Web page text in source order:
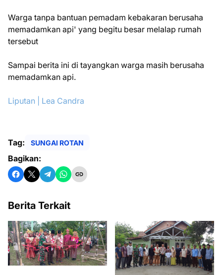
Warga tanpa bantuan pemadam kebakaran berusaha
memadamkan api' yang begitu besar melalap rumah
tersebut
Sampai berita ini di tayangkan warga masih berusaha
memadamkan api.
Liputan | Lea Candra
Tag: SUNGAI ROTAN
Bagikan:
Berita Terkait